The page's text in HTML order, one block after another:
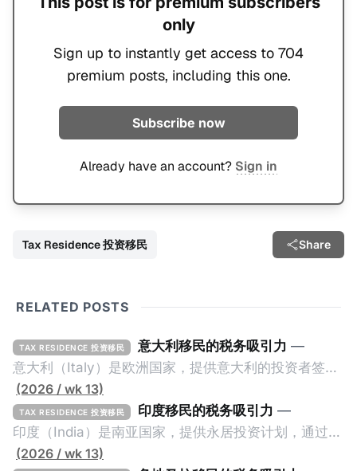
only
Sign up to instantly get access to 704
premium posts, including this one.
Subscribe now
Already have an account? Sign in
Tax Residence 投资移民 Share
RELATED POSTS
TAX RESIDENCE 投资移民 意大利移民的税务吸引力 —
意大利（Italy）是欧洲国家，提供意大利的投资者签证
计划。申请人必须满足至少以下一项标准才能获得两年
投资者签证： * 投资200万欧元意大利政府债券； * 投
资50万欧元意大利股票； * 投资25万欧元于创新初创
企业；或 * 向意大利公共利益项目捐赠100万欧元。 当
(2026 / wk 13)
TAX RESIDENCE 投资移民 印度移民的税务吸引力 —
印度（India）是南亚国家，提供永居投资计划，通过满
足特定的标准获得居留权。印度的永居投资计划要求申
(2026 / wk 13)